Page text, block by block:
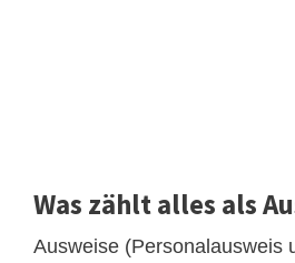
Was zählt alles als
Ausweise (Personalausweis